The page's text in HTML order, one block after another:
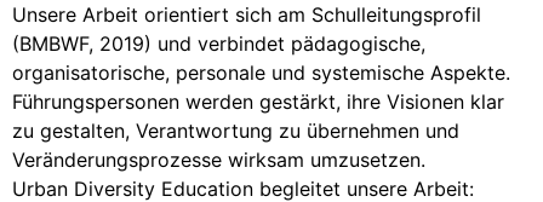
Unsere Arbeit orientiert sich am Schulleitungsprofil
(BMBWF, 2019) und verbindet pädagogische,
organisatorische, personale und systemische Aspekte.
Führungspersonen werden gestärkt, ihre Visionen klar
zu gestalten, Verantwortung zu übernehmen und
Veränderungsprozesse wirksam umzusetzen.
Urban Diversity Education begleitet unsere Arbeit: